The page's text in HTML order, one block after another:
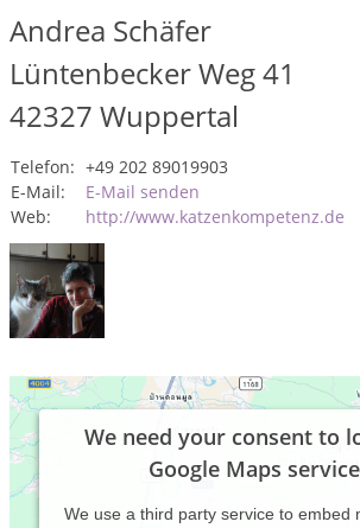
Andrea Schäfer
Lüntenbecker Weg 41
42327 Wuppertal
Telefon: +49 202 89019903
E-Mail:
E-Mail senden
Web:
http://www.katzenkompetenz.de
We need your consent to
Google Maps
We use a third party service to embed